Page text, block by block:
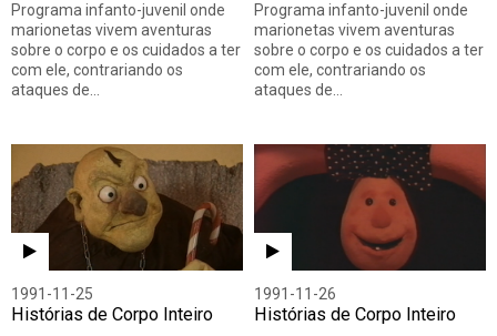
Programa infanto-juvenil onde
marionetas vivem aventuras
sobre o corpo e os cuidados a ter
com ele, contrariando os
ataques de…
Programa infanto-juvenil onde
marionetas vivem aventuras
sobre o corpo e os cuidados a ter
com ele, contrariando os
ataques de…
1991-11-25
Histórias de Corpo Inteiro
1991-11-26
Histórias de Corpo Inteiro